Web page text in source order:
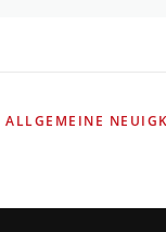
ALLGEMEINE